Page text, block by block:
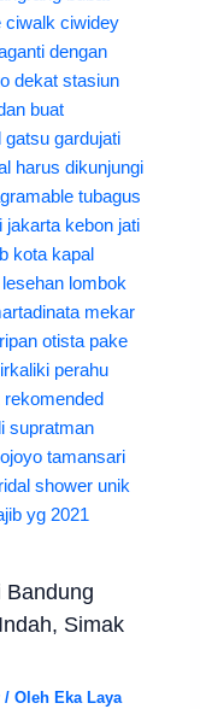
Bandung
Simak
/ Oleh Eka Laya